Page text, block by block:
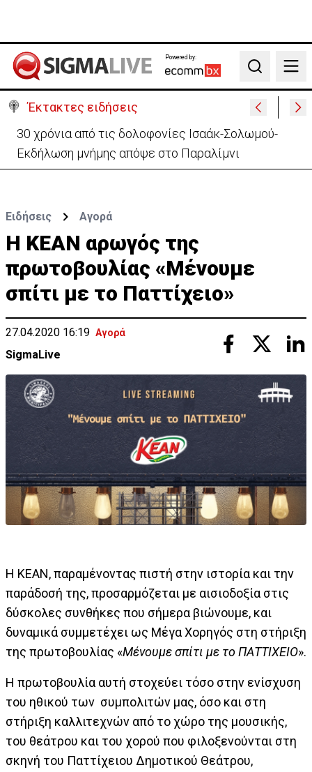
Powered by:
Search
Έκτακτες ειδήσεις
30 χρόνια από τις δολοφονίες Ισαάκ-Σολωμού-
Εκδήλωση μνήμης απόψε στο Παραλίμνι
Ειδήσεις Αγορά
Η ΚΕΑΝ αρωγός της
πρωτοβουλίας «Μένουμε
σπίτι με το Παττίχειο»
27.04.2020 16:19 Αγορά
SigmaLive
Η KEAN, παραμένοντας πιστή στην ιστορία και την
παράδοσή της, προσαρμόζεται με αισιοδοξία στις
δύσκολες συνθήκες που σήμερα βιώνουμε, και
δυναμικά συμμετέχει ως Μέγα Χορηγός στη στήριξη
της πρωτοβουλίας «Μένουμε σπίτι με το ΠΑΤΤΙΧΕΙΟ».
Η πρωτοβουλία αυτή στοχεύει τόσο στην ενίσχυση
του ηθικού των συμπολιτών μας, όσο και στη
στήριξη καλλιτεχνών από το χώρο της μουσικής,
του θεάτρου και του χορού που φιλοξενούνται στη
σκηνή του Παττίχειου Δημοτικού Θεάτρου,